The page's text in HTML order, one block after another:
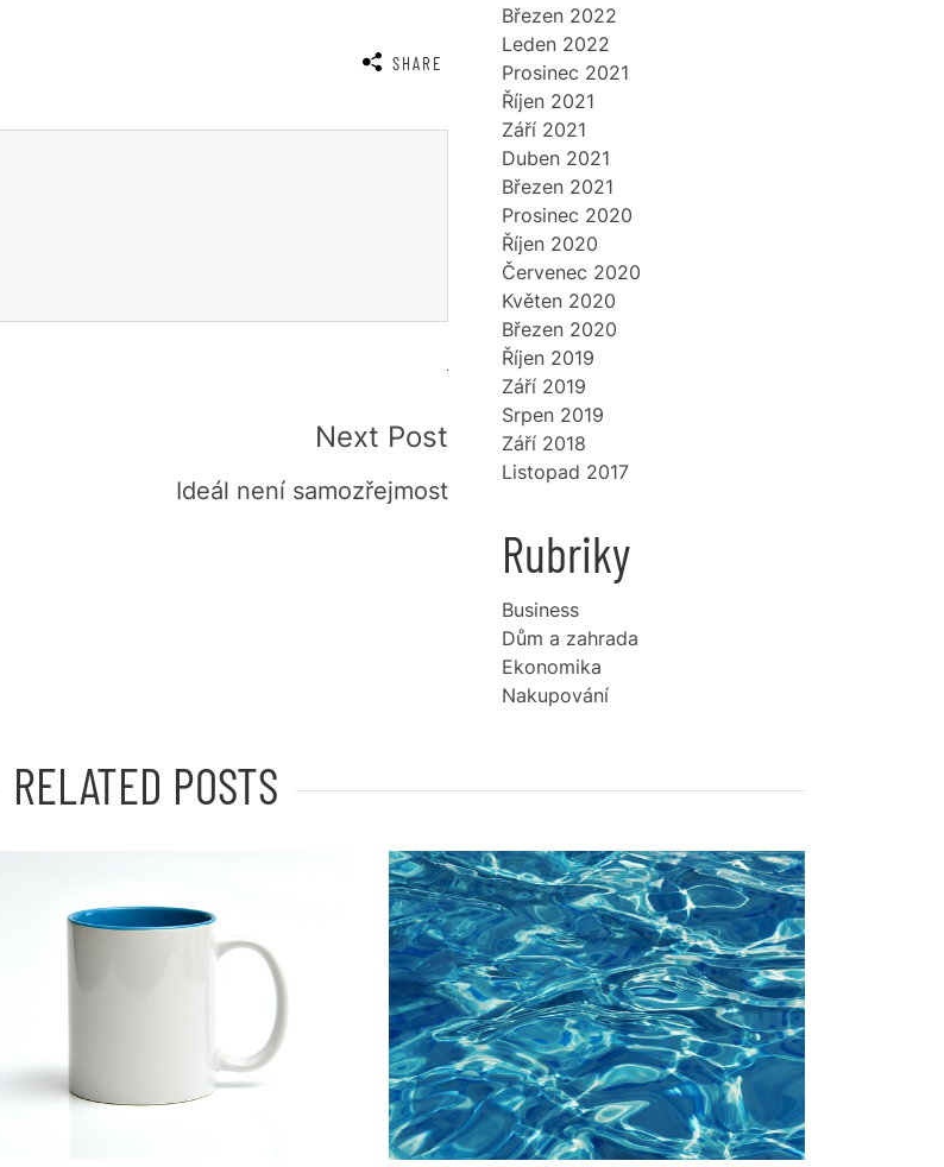
SHARE
Next Post
Ideál není samozřejmost
Březen 2022
Leden 2022
Prosinec 2021
Říjen 2021
Září 2021
Duben 2021
Březen 2021
Prosinec 2020
Říjen 2020
Červenec 2020
Květen 2020
Březen 2020
Říjen 2019
Září 2019
Srpen 2019
Září 2018
Listopad 2017
Rubriky
Business
Dům a zahrada
Ekonomika
Nakupování
RELATED POSTS